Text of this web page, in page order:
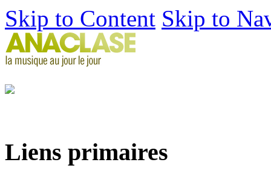
Skip to Content Skip to
Liens primaires